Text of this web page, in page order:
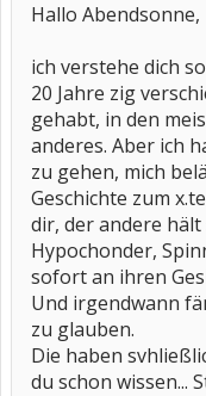
Hallo Abendsonne,
ich verstehe dich
20 Jahre zig
gehabt, in den
anderes. Aber ich
zu gehen, mich
Geschichte zum
dir, der andere
Hypochonder,
sofort an ihren
Und irgendwann
zu glauben.
Die haben
du schon wissen...